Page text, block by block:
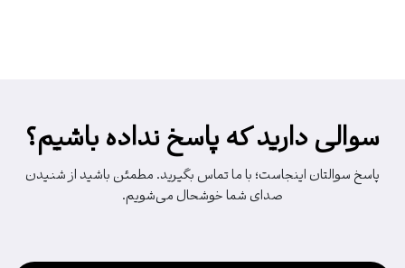
سوالی دارید که پاسخ نداده باشیم؟
پاسخ سوالتان اینجاست؛ با ما تماس بگیرید. مطمئن باشید از شنیدن
صدای شما خوشحال می‌شویم.